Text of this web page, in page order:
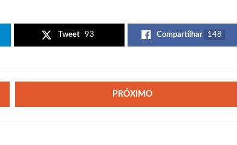
Tweet 93 Compartilhar 148
PRÓXIMO